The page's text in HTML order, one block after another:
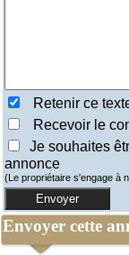
Retenir ce
Recevoir le
Je souhaites
annonce
(Le propriétaire s'engage à
Envoyer cette